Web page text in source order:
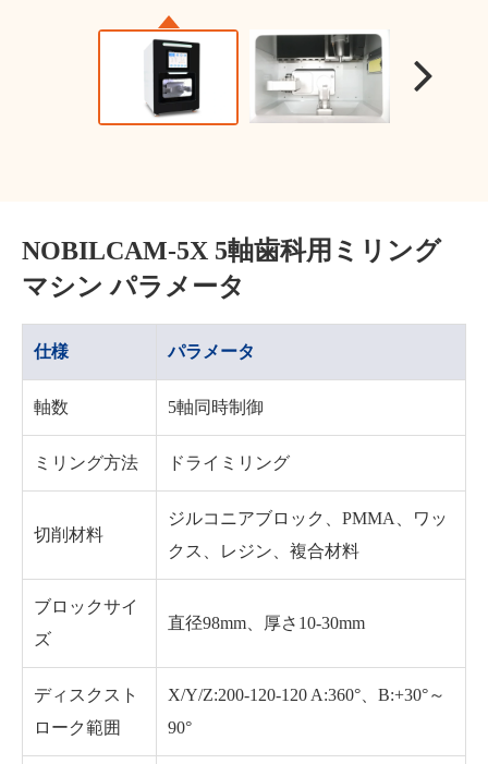
NOBILCAM-5X 5軸歯科用ミリング
マシン パラメータ
仕様 パラメータ
軸数 5軸同時制御
ミリング方法 ドライミリング
切削材料
ジルコニアブロック、PMMA、ワッ
クス、レジン、複合材料
ブロックサイ
ズ
直径98mm、厚さ10-30mm
ディスクスト
ローク範囲
X/Y/Z:200-120-120 A:360°、B:+30°～
90°